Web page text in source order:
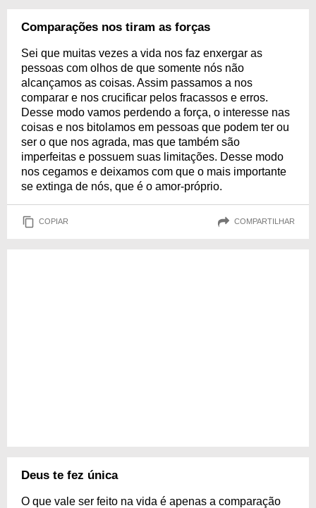
Comparações nos tiram as forças
Sei que muitas vezes a vida nos faz enxergar as
pessoas com olhos de que somente nós não
alcançamos as coisas. Assim passamos a nos
comparar e nos crucificar pelos fracassos e erros.
Desse modo vamos perdendo a força, o interesse nas
coisas e nos bitolamos em pessoas que podem ter ou
ser o que nos agrada, mas que também são
imperfeitas e possuem suas limitações. Desse modo
nos cegamos e deixamos com que o mais importante
se extinga de nós, que é o amor-próprio.
COPIAR COMPARTILHAR
Deus te fez única
O que vale ser feito na vida é apenas a comparação